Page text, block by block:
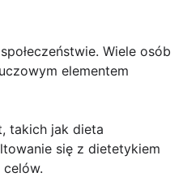
Wiele osób
elementem
takich jak dieta
się z dietetykiem